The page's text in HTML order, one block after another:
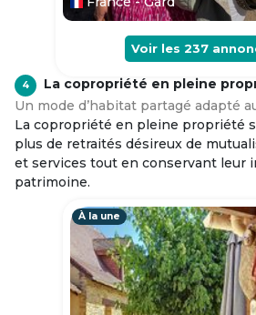
Voir les 237
4
La copropriété en pleine
Un mode d’habitat partagé adapté
La copropriété en pleine propriété
plus de retraités désireux de
et services tout en conservant leur
patrimoine.
À la une